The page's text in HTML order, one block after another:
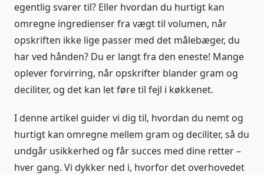
egentlig svarer til? Eller hvordan du hurtigt kan
omregne ingredienser fra vægt til volumen, når
opskriften ikke lige passer med det målebæger, du
har ved hånden? Du er langt fra den eneste! Mange
oplever forvirring, når opskrifter blander gram og
deciliter, og det kan let føre til fejl i køkkenet.
I denne artikel guider vi dig til, hvordan du nemt og
hurtigt kan omregne mellem gram og deciliter, så du
undgår usikkerhed og får succes med dine retter –
hver gang. Vi dykker ned i, hvorfor det overhovedet